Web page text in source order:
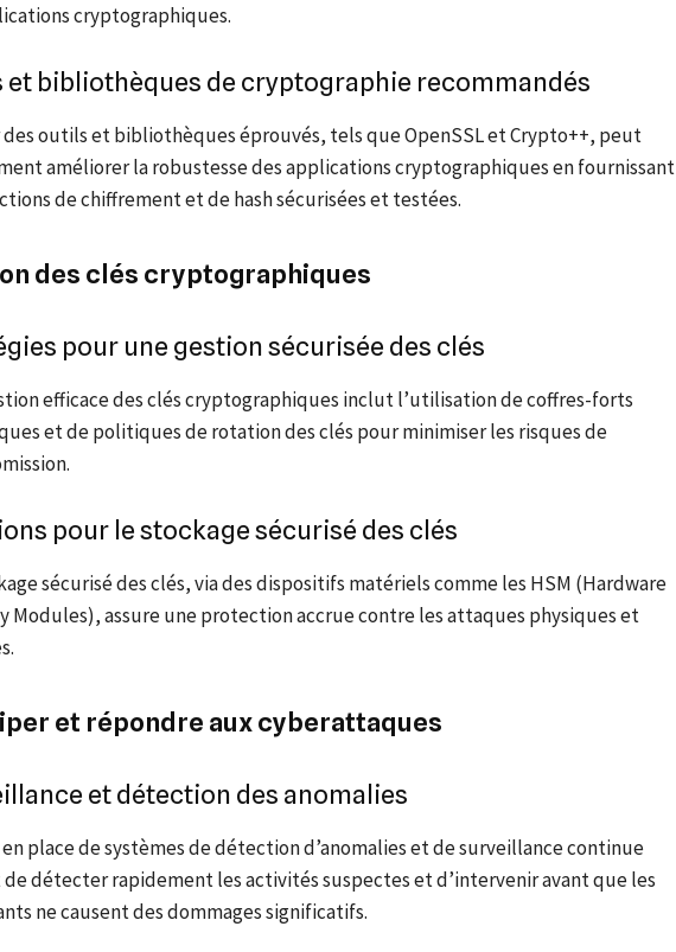
cryptographiques.
et bibliothèques de cryptographie recommandés
outils et bibliothèques éprouvés, tels que OpenSSL et Crypto++, peut
améliorer la robustesse des applications cryptographiques en fournissant
de chiffrement et de hash sécurisées et testées.
des clés cryptographiques
pour une gestion sécurisée des clés
efficace des clés cryptographiques inclut l’utilisation de coffres-forts
et de politiques de rotation des clés pour minimiser les risques de
pour le stockage sécurisé des clés
sécurisé des clés, via des dispositifs matériels comme les HSM (Hardware
Modules), assure une protection accrue contre les attaques physiques et
et répondre aux cyberattaques
et détection des anomalies
en place de systèmes de détection d’anomalies et de surveillance continue
détecter rapidement les activités suspectes et d’intervenir avant que les
ne causent des dommages significatifs.